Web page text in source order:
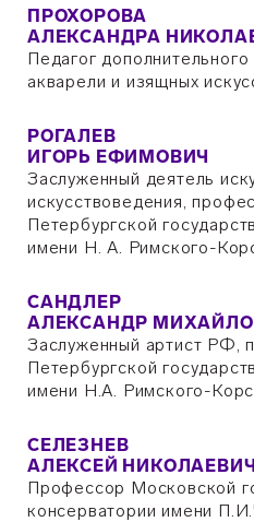
ПРОХОРОВА
АЛЕКСАНДРА
Педагог
акварели и изящных
РОГАЛЕВ
ИГОРЬ ЕФИМОВИЧ
Заслуженный деятель
искусствоведения,
Петербургской
имени Н. А. Римского-
САНДЛЕР
АЛЕКСАНДР
Заслуженный артист РФ,
Петербургской
имени Н.А. Римского-
СЕЛЕЗНЕВ
АЛЕКСЕЙ НИКОЛАЕВИЧ
Профессор Московской
консерватории имени